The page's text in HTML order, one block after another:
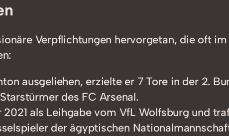
Verpflichtungen hervorgetan, die oft
ausgeliehen, erzielte er 7 Tore in der 2.
des FC Arsenal.
als Leihgabe vom VfL Wolfsburg und
der ägyptischen